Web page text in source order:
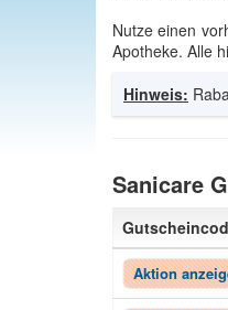
Nutze einen
Apotheke. Alle
Hinweis:
Sanicare
Aktion